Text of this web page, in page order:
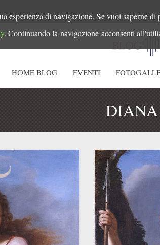
HOME BLOG EVENTI
DIANA
esperienza di navigazione. Se vuoi saperne di
. Continuando la navigazione acconsenti